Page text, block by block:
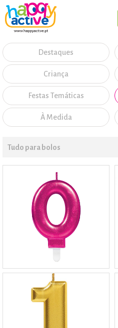
Destaques
Criança
Festas Temáticas
À Medida
Tudo para bolos